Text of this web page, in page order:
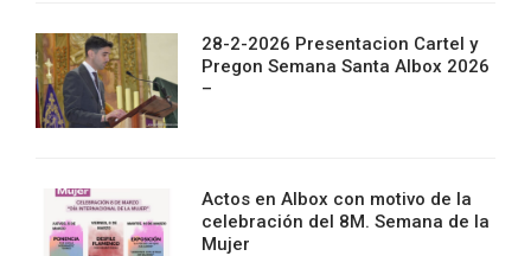
28-2-2026 Presentacion Cartel y
Pregon Semana Santa Albox 2026
–
Actos en Albox con motivo de la
celebración del 8M. Semana de la
Mujer